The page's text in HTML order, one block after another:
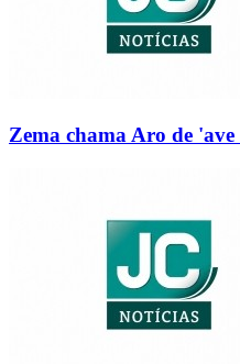
Zema chama Aro de